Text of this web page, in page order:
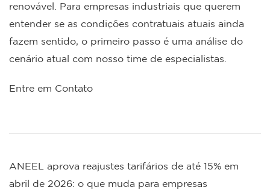
renovável. Para empresas industriais que querem
entender se as condições contratuais atuais ainda
fazem sentido, o primeiro passo é uma análise do
cenário atual com nosso time de especialistas.
Entre em Contato
ANEEL aprova reajustes tarifários de até 15% em
abril de 2026: o que muda para empresas